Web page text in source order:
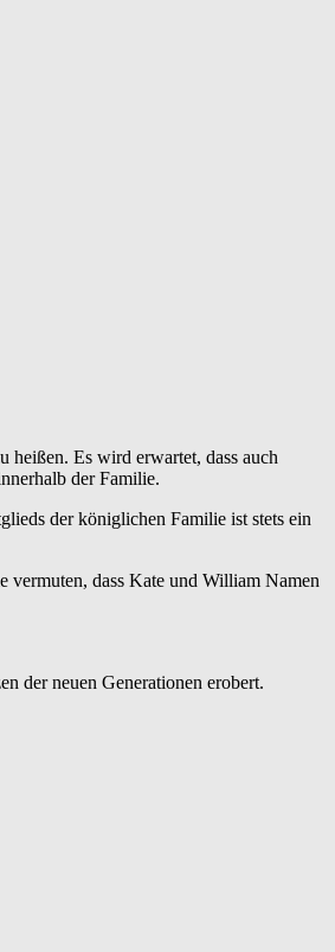
Es wird erwartet, dass auch
der Familie.
der königlichen Familie ist stets ein
vermuten, dass Kate und William Namen
der neuen Generationen erobert.